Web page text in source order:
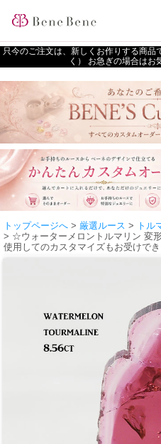
只今のご注文は、新しくお作りする商品
く） お急ぎの場合はお
トップページへ > 厳選ルース > トル
> ☆ウォーターメロントルマリン 変
使用してのカスタマイズもお受けで